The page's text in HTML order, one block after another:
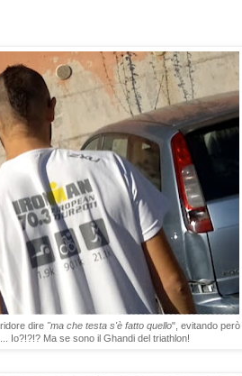
dire "ma che testa s'è fatto quello", evitando
Io?!?!? Ma se sono il Ghandi del triathlon!